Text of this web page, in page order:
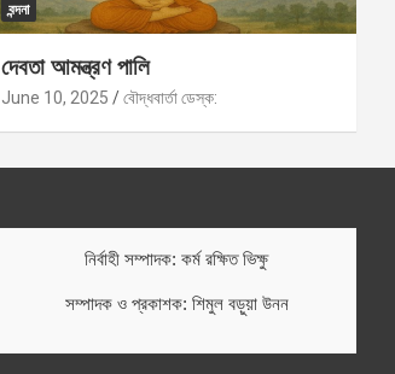
বন্দনা
দেবতা আমন্ত্রণ পালি
June 10, 2025 বৌদ্ধবার্তা ডেস্ক:
নির্বাহী সম্পাদক: কর্ম রক্ষিত ভিক্ষু
সম্পাদক ও প্রকাশক: শিমুল বড়ুয়া উনন